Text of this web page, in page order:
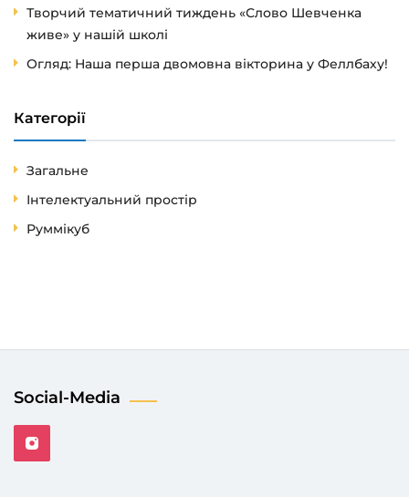
Творчий тематичний тиждень «Слово Шевченка
живе» у нашій школі
Огляд: Наша перша двомовна вікторина у Феллбаху!
Категорії
Загальне
Інтелектуальний простір
Руммікуб
Social-Media